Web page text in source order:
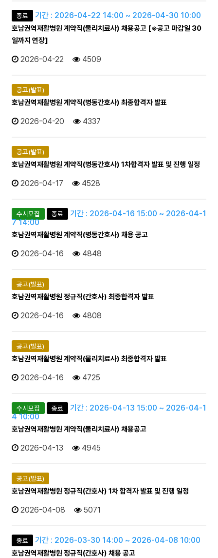
종료 기간 : 2026-04-22 14:00 ~ 2026-04-30 10:00
호남권역재활병원 계약직(물리치료사) 채용공고 [※공고 마감일 30
일까지 연장]
2026-04-22 4509
공고(발표)
호남권역재활병원 계약직(병동간호사) 최종합격자 발표
2026-04-20 4337
공고(발표)
호남권역재활병원 계약직(병동간호사) 1차합격자 발표 및 진행 일정
2026-04-17 4528
수시모집 종료
기간 : 2026-04-16 15:00 ~ 2026-04-1
7 14:00
호남권역재활병원 계약직(병동간호사) 채용 공고
2026-04-16 4848
공고(발표)
호남권역재활병원 정규직(간호사) 최종합격자 발표
2026-04-16 4808
공고(발표)
호남권역재활병원 계약직(물리치료사) 최종합격자 발표
2026-04-16 4725
수시모집 종료
기간 : 2026-04-13 15:00 ~ 2026-04-1
4 10:00
호남권역재활병원 계약직(물리치료사) 채용공고
2026-04-13 4945
공고(발표)
호남권역재활병원 정규직(간호사) 1차 합격자 발표 및 진행 일정
2026-04-08 5071
종료 기간 : 2026-03-30 14:00 ~ 2026-04-08 10:00
호남권역재활병원 정규직(간호사) 채용 공고